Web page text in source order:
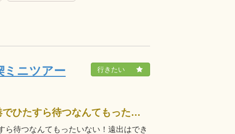
ミニツアー
予定のフライトまで2時間、空港でひたすら待つなんてもったいない！遠出はできないけれど有意義に使いたい！最後の最後まで香川を堪能しちゃいましょう。
待つなんてもったいない！遠出はでき